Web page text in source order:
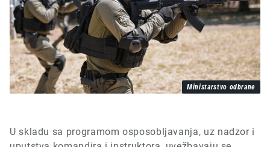
Ministarstvo odbrane
U skladu sa programom osposobljavanja, uz nadzor i